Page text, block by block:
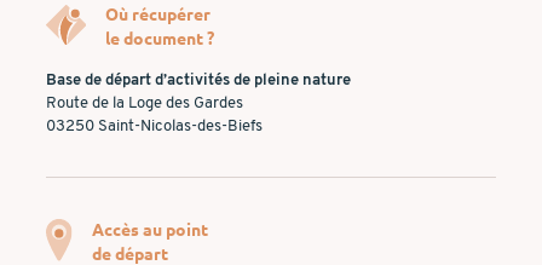
Où récupérer
le document ?
Base de départ d’activités de pleine nature
Route de la Loge des Gardes
03250 Saint-Nicolas-des-Biefs
Accès au point
de départ